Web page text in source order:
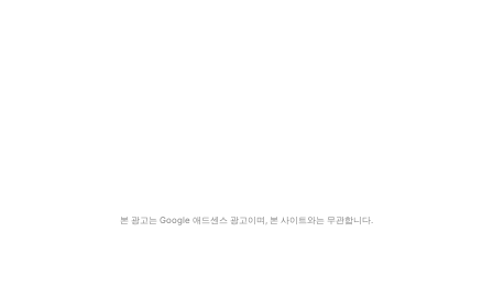
본 광고는 Google 애드센스 광고이며, 본 사이트와는 무관합니다.